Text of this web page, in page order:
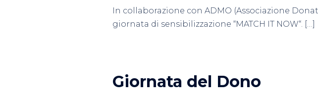
In collaborazione con ADMO (Associazione
giornata di sensibilizzazione “MATCH IT NOW“. […]
Giornata del Dono